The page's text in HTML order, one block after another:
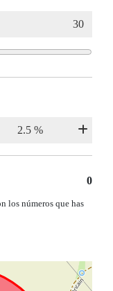
0
los números que has